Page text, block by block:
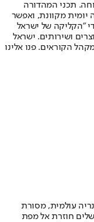
תכני המהדורה
יומית מקוונת, ואפשר
"הקליקה של ישראל
ושירותים. ישראל
הקוראים. פנו אלינו
עולמית, מסורת
חוזרת אל מפת